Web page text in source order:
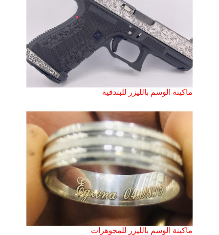
ماكينة الوسم بالليزر للبندقية
ماكينة الوسم بالليزر للمجوهرات